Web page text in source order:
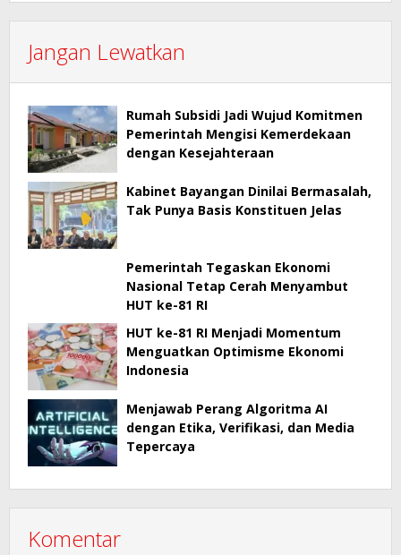
Jangan Lewatkan
Rumah Subsidi Jadi Wujud Komitmen
Pemerintah Mengisi Kemerdekaan
dengan Kesejahteraan
Kabinet Bayangan Dinilai Bermasalah,
Tak Punya Basis Konstituen Jelas
Pemerintah Tegaskan Ekonomi
Nasional Tetap Cerah Menyambut
HUT ke-81 RI
HUT ke-81 RI Menjadi Momentum
Menguatkan Optimisme Ekonomi
Indonesia
Menjawab Perang Algoritma AI
dengan Etika, Verifikasi, dan Media
Tepercaya
Komentar